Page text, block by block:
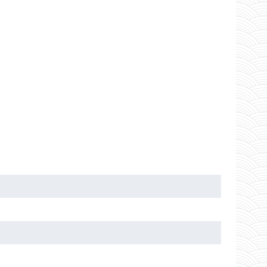
дефекты поверхности, визуально делая
не оставляя следов от инструмента.